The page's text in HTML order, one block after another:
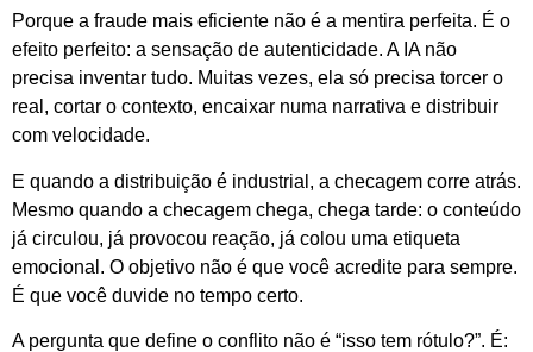
Porque a fraude mais eficiente não é a mentira perfeita. É o
efeito perfeito: a sensação de autenticidade. A IA não
precisa inventar tudo. Muitas vezes, ela só precisa torcer o
real, cortar o contexto, encaixar numa narrativa e distribuir
com velocidade.
E quando a distribuição é industrial, a checagem corre atrás.
Mesmo quando a checagem chega, chega tarde: o conteúdo
já circulou, já provocou reação, já colou uma etiqueta
emocional. O objetivo não é que você acredite para sempre.
É que você duvide no tempo certo.
A pergunta que define o conflito não é “isso tem rótulo?”. É: